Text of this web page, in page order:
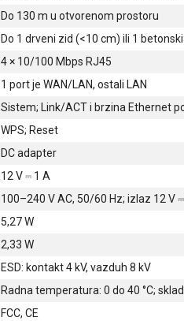
Do 130 m u otvorenom prostoru
Do 1 drveni zid (<10 cm) ili 1
4 × 10/100 Mbps RJ45
1 port je WAN/LAN, ostali LAN
Sistem; Link/ACT i brzina Ethernet
WPS; Reset
DC adapter
12 V ⎓ 1 A
100–240 V AC, 50/60 Hz; izlaz 12 V
5,27 W
2,33 W
ESD: kontakt 4 kV, vazduh 8 kV
Radna temperatura: 0 do 40 °C;
FCC, CE